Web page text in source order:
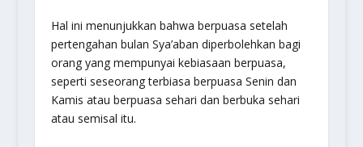
Hal ini menunjukkan bahwa berpuasa setelah
pertengahan bulan Sya’aban diperbolehkan bagi
orang yang mempunyai kebiasaan berpuasa,
seperti seseorang terbiasa berpuasa Senin dan
Kamis atau berpuasa sehari dan berbuka sehari
atau semisal itu.